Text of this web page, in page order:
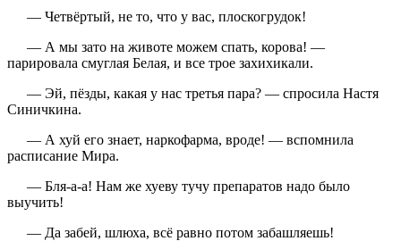
— Четвёртый, не то, что у вас, плоскогрудок!
— А мы зато на животе можем спать, корова! —
парировала смуглая Белая, и все трое захихикали.
— Эй, пёзды, какая у нас третья пара? — спросила Настя
Синичкина.
— А хуй его знает, наркофарма, вроде! — вспомнила
расписание Мира.
— Бля-а-а! Нам же хуеву тучу препаратов надо было
выучить!
— Да забей, шлюха, всё равно потом забашляешь!